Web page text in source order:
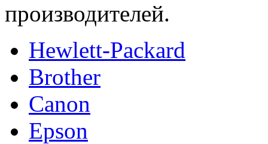
производителей.
Hewlett-Packard
Brother
Canon
Epson